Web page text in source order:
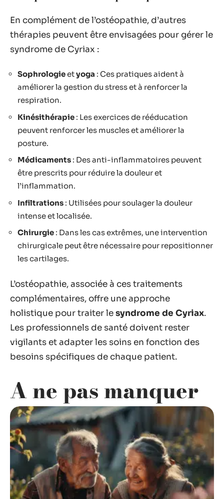
En complément de l’ostéopathie, d’autres
thérapies peuvent être envisagées pour gérer le
syndrome de Cyriax :
Sophrologieetyoga : Ces pratiques aident à
améliorer la gestion du stress et à renforcer la
respiration.
Kinésithérapie : Les exercices de rééducation
peuvent renforcer les muscles et améliorer la
posture.
Médicaments : Des anti-inflammatoires peuvent
être prescrits pour réduire la douleur et
l’inflammation.
Infiltrations : Utilisées pour soulager la douleur
intense et localisée.
Chirurgie : Dans les cas extrêmes, une intervention
chirurgicale peut être nécessaire pour repositionner
les cartilages.
L’ostéopathie, associée à ces traitements
complémentaires, offre une approche
holistique pour traiter lesyndrome de Cyriax.
Les professionnels de santé doivent rester
vigilants et adapter les soins en fonction des
besoins spécifiques de chaque patient.
A ne pas manquer